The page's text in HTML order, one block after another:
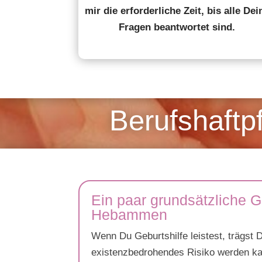
mir die erforderliche Zeit, bis alle
Fragen beantwortet sind.
Ein paar grundsätzliche
Hebammen
Wenn Du Geburtshilfe leistest, trägst
existenzbedrohendes Risiko werden